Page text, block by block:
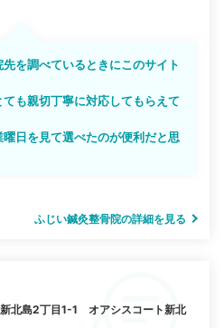
を調べているときにこのサイト
も親切丁寧に対応してもらえて
日を見て選べたのが便利だと思
ふじい鍼灸整骨院の詳細を見る
北島2丁目1-1 オアシスコート新北